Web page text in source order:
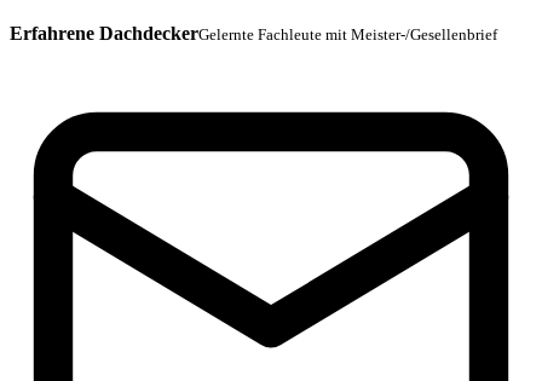
Erfahrene DachdeckerGelernte Fachleute mit Meister-/Gesellenbrief